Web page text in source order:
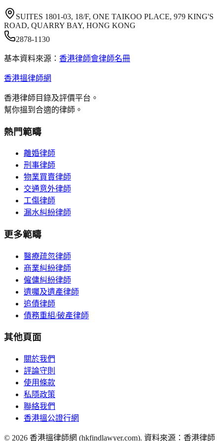
SUITES 1801-03, 18/F, ONE TAIKOO PLACE, 979 KING'S
ROAD, QUARRY BAY, HONG KONG
2878-1130
基本資料來源： 香港律師會律師名冊
香港搵律師網
香港律師目錄及評價平台。
幫你搵到合適的律師。
熱門範疇
離婚律師
刑事律師
物業買賣律師
交通意外律師
工傷律師
漏水糾紛律師
更多範疇
醫療疏忽律師
商業糾紛律師
僱傭糾紛律師
遺囑及遺產律師
追債律師
債務重組/破產律師
其他頁面
關於我們
評論守則
使用條款
私隱政策
聯絡我們
香港搵公證行網
© 2026 香港搵律師網 (hkfindlawyer.com). 資料來源：香港律師